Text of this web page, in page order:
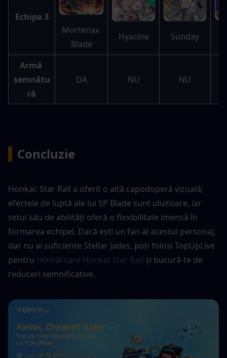
Echipa 3
Mortenax
Blade
Hyacine Sunday
Armă
semnătu
ră
DA NU NU
Concluzie
Honkai: Star Rail a oferit o altă capodoperă vizuală;
efectele de luptă ale lui SP Blade sunt uluitoare, iar
setul său de abilități oferă o flexibilitate imensă în
formarea echipei. Dacă ești un fan al acestui personaj,
dar nu ai suficiente Stellar Jades, poți folosi TopUpLive
pentru reîncărcare Honkai Star Rail și bucură-te de
reduceri semnificative.